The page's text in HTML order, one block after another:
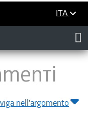
ITA
nell'argomento